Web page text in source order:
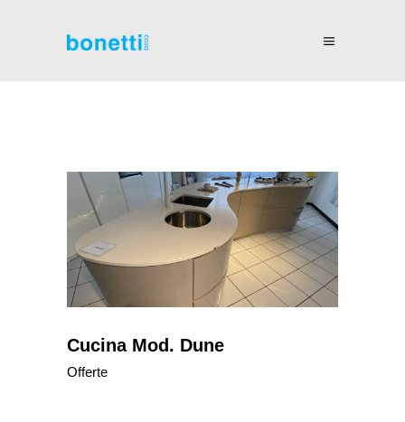
Cucina Mod. Dune
Offerte